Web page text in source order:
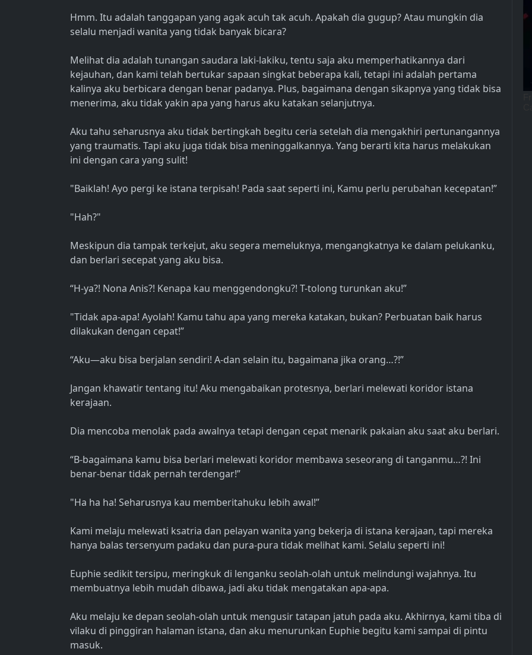
Hmm. Itu adalah tanggapan yang agak acuh tak acuh. Apakah dia gugup? Atau mungkin dia
selalu menjadi wanita yang tidak banyak bicara?
Melihat dia adalah tunangan saudara laki-lakiku, tentu saja aku memperhatikannya dari
kejauhan, dan kami telah bertukar sapaan singkat beberapa kali, tetapi ini adalah pertama
kalinya aku berbicara dengan benar padanya. Plus, bagaimana dengan sikapnya yang tidak bisa
menerima, aku tidak yakin apa yang harus aku katakan selanjutnya.
Aku tahu seharusnya aku tidak bertingkah begitu ceria setelah dia mengakhiri pertunangannya
yang traumatis. Tapi aku juga tidak bisa meninggalkannya. Yang berarti kita harus melakukan
ini dengan cara yang sulit!
"Baiklah! Ayo pergi ke istana terpisah! Pada saat seperti ini, Kamu perlu perubahan kecepatan!”
"Hah?"
Meskipun dia tampak terkejut, aku segera memeluknya, mengangkatnya ke dalam pelukanku,
dan berlari secepat yang aku bisa.
“H-ya?! Nona Anis?! Kenapa kau menggendongku?! T-tolong turunkan aku!”
"Tidak apa-apa! Ayolah! Kamu tahu apa yang mereka katakan, bukan? Perbuatan baik harus
dilakukan dengan cepat!”
“Aku—aku bisa berjalan sendiri! A-dan selain itu, bagaimana jika orang…?!”
Jangan khawatir tentang itu! Aku mengabaikan protesnya, berlari melewati koridor istana
kerajaan.
Dia mencoba menolak pada awalnya tetapi dengan cepat menarik pakaian aku saat aku berlari.
“B-bagaimana kamu bisa berlari melewati koridor membawa seseorang di tanganmu…?! Ini
benar-benar tidak pernah terdengar!”
"Ha ha ha! Seharusnya kau memberitahuku lebih awal!”
Kami melaju melewati ksatria dan pelayan wanita yang bekerja di istana kerajaan, tapi mereka
hanya balas tersenyum padaku dan pura-pura tidak melihat kami. Selalu seperti ini!
Euphie sedikit tersipu, meringkuk di lenganku seolah-olah untuk melindungi wajahnya. Itu
membuatnya lebih mudah dibawa, jadi aku tidak mengatakan apa-apa.
Aku melaju ke depan seolah-olah untuk mengusir tatapan jatuh pada aku. Akhirnya, kami tiba di
vilaku di pinggiran halaman istana, dan aku menurunkan Euphie begitu kami sampai di pintu
masuk.